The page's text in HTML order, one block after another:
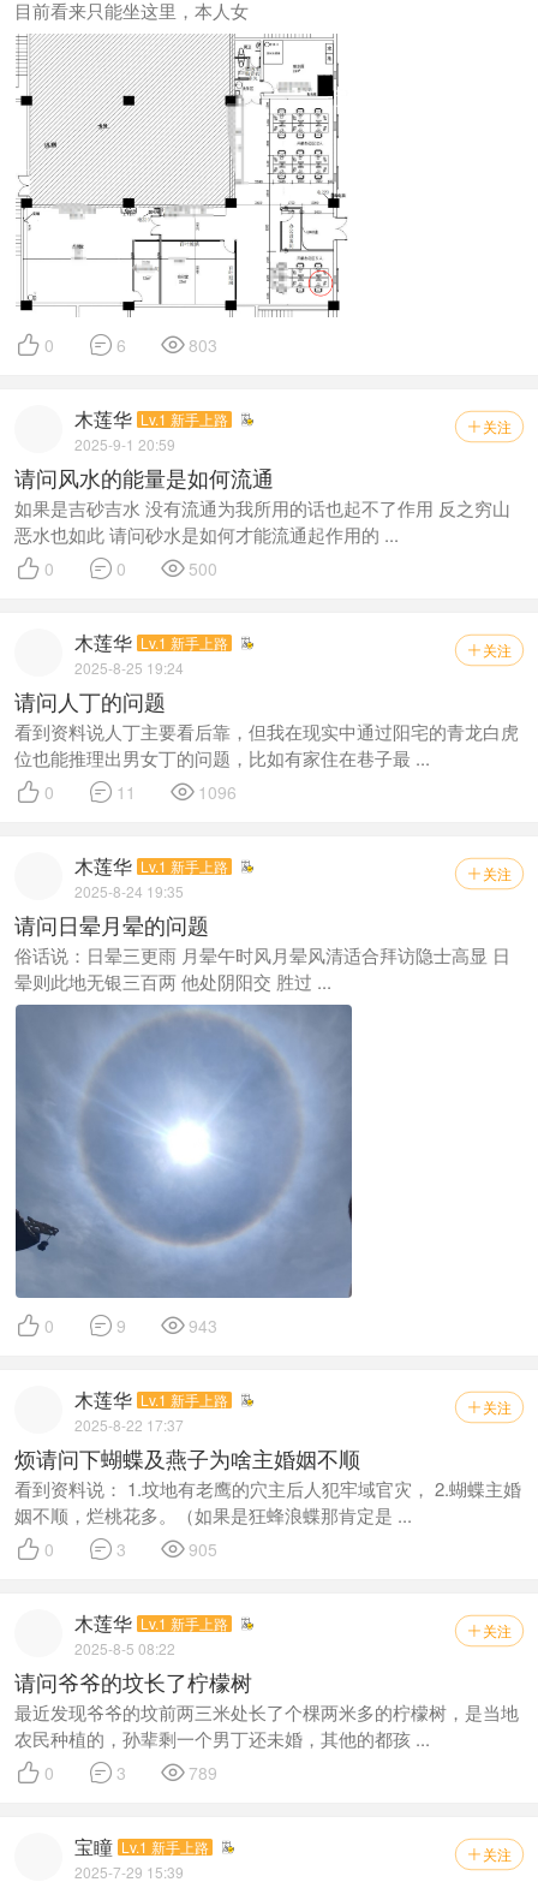
目前看来只能坐这里，本人女
 0  6  803
 关注
木莲华 Lv.1 新手上路
2025-9-1 20:59
请问风水的能量是如何流通
如果是吉砂吉水 没有流通为我所用的话也起不了作用 反之穷山
恶水也如此 请问砂水是如何才能流通起作用的 ...
 0  0  500
 关注
木莲华 Lv.1 新手上路
2025-8-25 19:24
请问人丁的问题
看到资料说人丁主要看后靠，但我在现实中通过阳宅的青龙白虎
位也能推理出男女丁的问题，比如有家住在巷子最 ...
 0  11  1096
 关注
木莲华 Lv.1 新手上路
2025-8-24 19:35
请问日晕月晕的问题
俗话说：日晕三更雨 月晕午时风 ​月晕风清适合拜访隐士高显 日
晕则此地无银三百两 他处阴阳交 胜过 ...
 0  9 943
 关注
木莲华 Lv.1 新手上路
2025-8-22 17:37
烦请问下蝴蝶及燕子为啥主婚姻不顺
看到资料说： 1.坟地有老鹰的穴主后人犯牢域官灾， 2.蝴蝶主婚
姻不顺，烂桃花多。（如果是狂蜂浪蝶那肯定是 ...
 0  3 905
 关注
木莲华 Lv.1 新手上路
2025-8-5 08:22
请问爷爷的坟长了柠檬树
最近发现爷爷的坟前两三米处长了个棵两米多的柠檬树，是当地
农民种植的，孙辈剩一个男丁还未婚，其他的都孩 ...
 0  3  789
 关注
宝瞳 Lv.1 新手上路
2025-7-29 15:39